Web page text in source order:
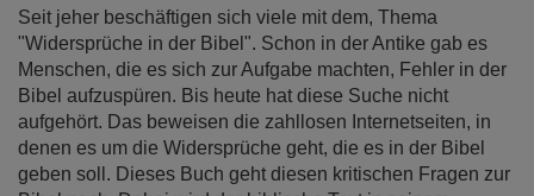
Seit jeher beschäftigen sich viele mit dem, Thema
"Widersprüche in der Bibel". Schon in der Antike gab es
Menschen, die es sich zur Aufgabe machten, Fehler in der
Bibel aufzuspüren. Bis heute hat diese Suche nicht
aufgehört. Das beweisen die zahllosen Internetseiten, in
denen es um die Widersprüche geht, die es in der Bibel
geben soll. Dieses Buch geht diesen kritischen Fragen zur
springen